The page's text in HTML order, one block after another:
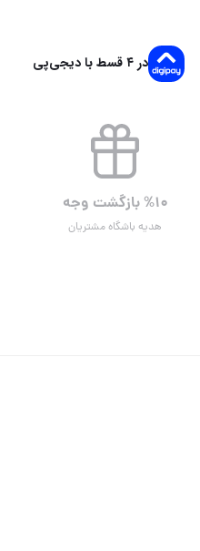
در ۴ قسط با دیجی‌پی
%۱۰ بازگشت وجه
هدیه باشگاه مشتریان